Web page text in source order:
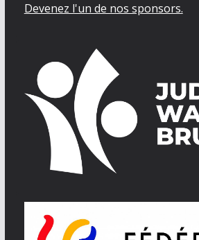
Devenez l'un de nos sponsors.